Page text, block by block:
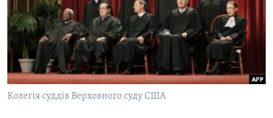
СУСПІЛЬСТВО
ЕКОНОМІКА
ІСТОРІЇ УСПІХУ УКРАЇНЦІВ
ТЕЛЕПРОГРАМИ
ЧАС-TIME
БРИФІНГ ГОЛОСУ АМЕРИКИ
ENGLISH
Learning English
Колегія суддів Верховного суду США